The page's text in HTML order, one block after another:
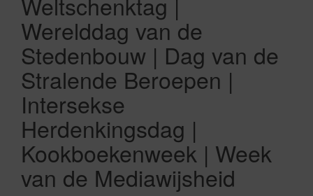
Werelddag van de
Stedenbouw | Dag van de
Stralende Beroepen |
Intersekse
Herdenkingsdag |
Kookboekenweek | Week
van de Mediawijsheid